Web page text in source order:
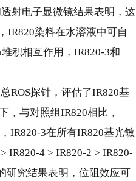
射电子显微镜结果表明，这
IR820染料在水溶液中可自
积相互作用，IR820-3和
ROS探针，评估了IR820基
，与对照组IR820相比，
IR820-3在所有IR820基光敏
IR820-4 > IR820-2 > IR820-
研究结果表明，位阻效应可